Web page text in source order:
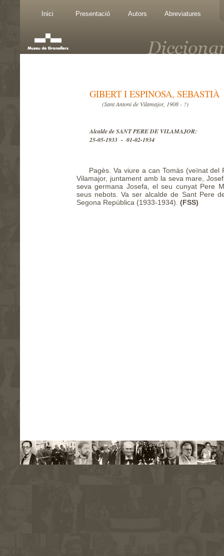
Inici Presentació Autors Abreviatures
GIBERT I ESPINOSA, SEBASTIÀ
(Sant Antoni de Vilamajor, 1908 - ?)
Alcalde de SANT PERE DE VILAMAJOR:
25-05-1933 - 01-02-1934
Pagès. Va viure a can Tomàs (veïnat del
Vilamajor, juntament amb la seva mare,
seva germana Josefa, el seu cunyat Pere
seus nebots. Va ser alcalde de Sant Pere
Segona República (1933-1934). (FSS)